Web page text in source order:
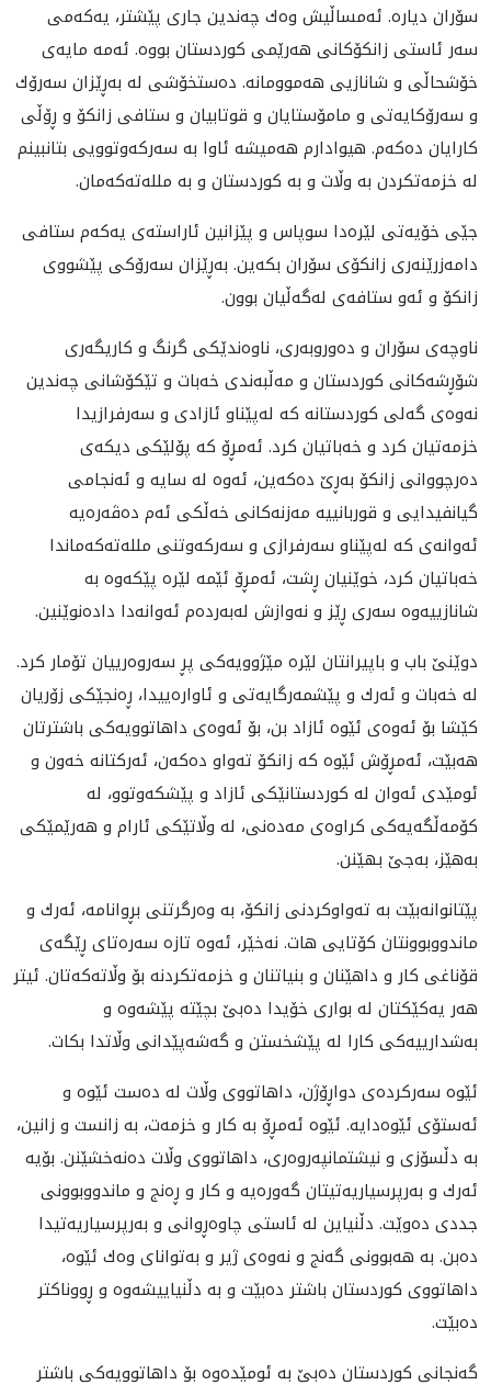
سۆران دياره‌. ئه‌مساڵيش وه‌ك چه‌ندین جارى پێشتر، يه‌كه‌مى
سه‌ر ئاستى زانكۆكانى هه‌رێمى كوردستان بووه‌. ئه‌مه‌ مايه‌ى
خۆشحاڵى و شانازيی هه‌موومانه‌‌. ده‌ستخۆشى له‌ به‌ڕێزان سه‌رۆك
و سه‌رۆكايه‌تى و مامۆستايان و قوتابيان و ستافى زانكۆ و ڕۆڵى
كارايان ده‌كه‌م. هيوادارم هه‌ميشه‌ ئاوا به‌ سه‌ركه‌وتوويى بتانبينم
له‌ خزمه‌تكردن به‌ وڵات و به‌ كوردستان و به‌ ملله‌ته‌كه‌مان.
جێى خۆيه‌تى لێره‌دا سوپاس و پێزانين ئاراسته‌ى يه‌كه‌م ستافى
دامه‌زرێنه‌رى زانكۆى سۆران بكه‌ين. به‌ڕێزان سه‌رۆكى پێشووى
زانكۆ و ئه‌و ستافه‌ى له‌گه‌ڵیان بوون.
ناوچه‌ى سۆران و ده‌وروبه‌رى، ناوه‌ندێكى گرنگ و كاريگه‌رى
شۆڕشه‌كانى كوردستان و مه‌ڵبه‌ندى خه‌بات و تێكۆشانى چه‌ندين
نه‌وه‌ى گه‌لى كوردستانه‌ كه‌ له‌پێناو ئازادى و سه‌رفرازيدا
خزمه‌تیان كرد و خه‌باتیان كرد. ئه‌مڕۆ كه‌ پۆلێكى ديكه‌ى
ده‌رچووانى زانكۆ به‌ڕێ ده‌كه‌ين، ئه‌وه‌ له‌ سايه‌ و ئه‌نجامى
گيانفيدايى و قوربانييه‌ مه‌زنه‌كانى خه‌ڵكى ئه‌م ده‌ڤه‌ره‌يه‌
ئه‌وانه‌ی كه‌ له‌پێناو سه‌رفرازی و سه‌ركه‌وتنی ملله‌ته‌كه‌ماندا
خه‌باتیان كرد، خوێنیان ڕشت، ئه‌مڕۆ ئێمه‌ لێره‌ پێكه‌وه‌ به‌
شانازییه‌وه‌ سه‌ری ڕێز و نه‌وازش له‌به‌رده‌م ئه‌وانه‌دا داده‌نوێنین.
دوێنێ باب و باپيرانتان لێره مێژوويه‌كى پڕ سه‌روه‌رييان تۆمار كرد.
له‌ خه‌بات و ئه‌رك و پێشمه‌رگايه‌تى و ئاواره‌ييدا، ڕه‌نجێكى زۆريان
كێشا بۆ ئه‌وه‌ى ئێوه‌ ئازاد بن، بۆ ئه‌وه‌ى داهاتوويه‌كى باشترتان
هه‌بێت، ئه‌مڕۆش ئێوه‌ كه‌ زانكۆ ته‌واو ده‌كه‌ن، ئه‌ركتانه خه‌ون و
ئومێدى ئه‌وان له‌ كوردستانێكى ئازاد و پێشكه‌وتوو، له‌
كۆمه‌ڵگه‌يه‌كى كراوه‌ى مه‌ده‌نى، له‌ وڵاتێكى ئارام و هه‌رێمێكی
به‌هێز، به‌جێ بهێنن.
پێتانوانه‌بێت به‌ ته‌واوكردنى زانكۆ، به‌ وه‌رگرتنى بڕوانامه‌، ئه‌رك و
ماندووبوونتان كۆتايى هات. نه‌خێر، ئه‌وه‌ تازه‌ سه‌ره‌تاى ڕێگه‌ى
قۆناغى كار و داهێنان و بنياتنان و خزمه‌تكردنه بۆ وڵاته‌كه‌تان‌. ئيتر
هه‌ر يه‌كێكتان له‌ بوارى خۆيدا ده‌بێ بچێته‌ پێشه‌وه‌ و
به‌شدارييه‌كى كارا له‌ پێشخستن و گه‌شه‌پێدانى وڵاتدا بكات.
ئێوه‌ سه‌ركرده‌ى دواڕۆژن، داهاتووى وڵات له‌ ده‌ست ئێوه‌ و
ئه‌ستۆى ئێوه‌دايه‌. ئێوه‌ ئه‌مڕۆ به‌ كار و خزمه‌ت، به‌ زانست و زانين،
به‌ دڵسۆزى و نيشتمانپه‌روه‌رى، داهاتووى وڵات ده‌نه‌خشێنن. بۆيه‌
ئه‌رك و به‌رپرسياريه‌تيتان گه‌وره‌يه‌ و كار و ڕه‌نج و ماندووبوونى
جددى ده‌وێت. دڵنياين له‌ ئاستى چاوه‌ڕوانى و به‌رپرسياريه‌تيدا
ده‌بن. به‌ هه‌بوونى گه‌نج و نه‌وه‌ى ژير و به‌تواناى وه‌ك ئێوه‌،
داهاتووى كوردستان باشتر ده‌بێت و به‌ دڵنیاییشه‌وه‌ و ڕووناكتر
ده‌بێت‌.
گه‌نجانى كوردستان ده‌بێ به‌ ئومێده‌وه‌ بۆ داهاتوويه‌كى باشتر